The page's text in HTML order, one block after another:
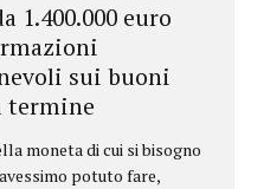
euro
sui buoni
moneta di cui si bisogno
potuto fare,